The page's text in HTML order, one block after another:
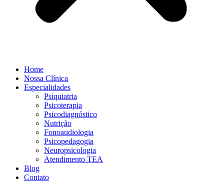
Home
Nossa Clínica
Especialidades
Psiquiatria
Psicoterapia
Psicodiagnóstico
Nutrição
Fonoaudiologia
Psicopedagogia
Neuropsicologia
Atendimento TEA
Blog
Contato